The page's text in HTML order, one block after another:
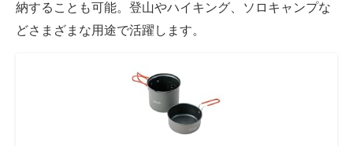
納することも可能。登山やハイキング、ソロキャンプな
どさまざまな用途で活躍します。